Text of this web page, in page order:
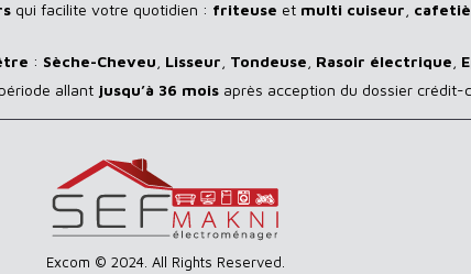
qui facilite votre quotidien : friteuse et multi cuiseur
: Sèche-Cheveu Lisseur Tondeuse Rasoir électrique
allant jusqu’à 36 mois après acception du dossier crédit-
Excom © 2024. All Rights Reserved.